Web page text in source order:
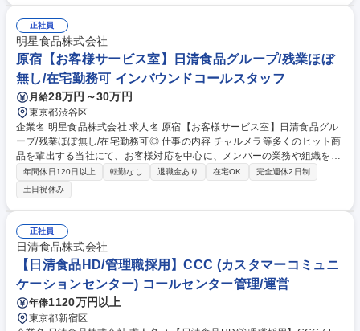
ルコンテンツ等の施策ディレクションと社内外を巻き込んだ推進 ■施策実
行後の効果検証、データやファンの反応を元にした改善・高度化 【役割】
IPプロデューサーが事業の方向性を決定するのに対し、本ポジションはマ
ーケ施策の企画・推進・ディレクションを担いIPの成長を加速させます。
募集職種 【育成中キャラクターのマーケ・プロモーション担当】世界で愛
されるIPへと成長
正社員
明星食品株式会社
原宿【お客様サービス室】日清食品グループ/残業ほぼ
無し/在宅勤務可 インバウンドコールスタッフ
月給28万円～30万円
東京都渋谷区
企業名 明星食品株式会社 求人名 原宿【お客様サービス室】日清食品グル
ープ/残業ほぼ無し/在宅勤務可◎ 仕事の内容 チャルメラ等多くのヒット商
品を輩出する当社にて、お客様対応を中心に、メンバーの業務や組織を管
理、中長期的な視点での室内課題解決や戦略策定などの業務をお任せしま
す。 【詳細】 ■お客様の電話/メール対応 ■VOC(お客様の声)集計/共有/マ
ニュアルの作成 ■製品問い合わせ/ご指摘分析から全社に向けた改善提案活
動 ■その他お客様サービス室に関わる業務全般 ※入社後、最初の2週間商
品知識習得、業務見学等を行い、一通りの業務を経験し慣れ次第、受電対
応をお任せいたします。困ったことがあれば周りの先輩達がサポートしま
すので、安心して業務を行える環境です。 募集職種 原宿【お客様サービ
ス室】日清食品グループ/残業ほぼ無し/在宅勤務可◎
年間休日120日以上 転勤なし 退職金あり 在宅OK
完全週休2日制
土日祝休み
正社員
日清食品株式会社
【日清食品HD/管理職採用】CCC (カスタマーコミュニ
ケーションセンター) コールセンター管理/運営
年俸1120万円以上
東京都新宿区